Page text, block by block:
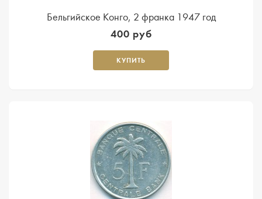
Бельгийское Конго, 2 франка 1947 год
400 руб
КУПИТЬ